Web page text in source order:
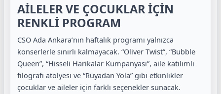
AİLELER VE ÇOCUKLAR İÇİN
RENKLİ PROGRAM
CSO Ada Ankara’nın haftalık programı yalnızca
konserlerle sınırlı kalmayacak. “Oliver Twist”, “Bubble
Queen”, “Hisseli Harikalar Kumpanyası”, aile katılımlı
filografi atölyesi ve “Rüyadan Yola” gibi etkinlikler
çocuklar ve aileler için farklı seçenekler sunacak.